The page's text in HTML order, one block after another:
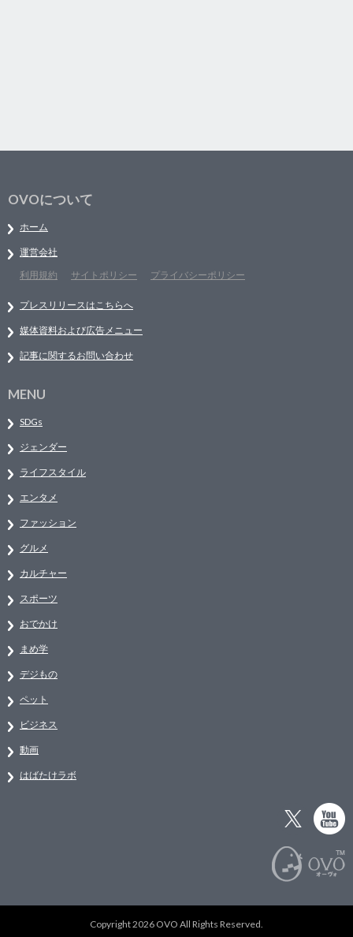
OVOについて
ホーム
運営会社
利用規約
サイトポリシー プライバシーポリシー
プレスリリースはこちらへ
媒体資料および広告メニュー
記事に関するお問い合わせ
MENU
SDGs
ジェンダー
ライフスタイル
エンタメ
ファッション
グルメ
カルチャー
スポーツ
おでかけ
まめ学
デジもの
ペット
ビジネス
動画
はばたけラボ
Copyright 2026 OVO All Rights Reserved.